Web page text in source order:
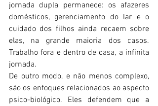
jornada dupla permanece: os afazeres
domésticos, gerenciamento do lar e o
cuidado dos filhos ainda recaem sobre
elas, na grande maioria dos casos.
Trabalho fora e dentro de casa, a infinita
jornada.
De outro modo, e não menos complexo,
são os enfoques relacionados ao aspecto
psico-biológico. Eles defendem que a